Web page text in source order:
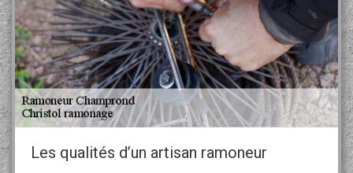
Les qualités d’un artisan ramoneur